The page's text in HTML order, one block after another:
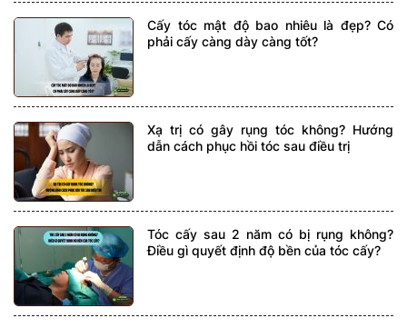
Cấy tóc mật độ bao nhiêu là đẹp? Có
phải cấy càng dày càng tốt?
Xạ trị có gây rụng tóc không? Hướng
dẫn cách phục hồi tóc sau điều trị
Tóc cấy sau 2 năm có bị rụng không?
Điều gì quyết định độ bền của tóc cấy?